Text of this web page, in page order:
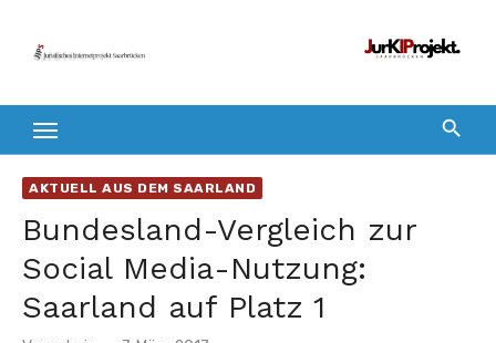
Inhalt
AKTUELL AUS DEM SAARLAND
Bundesland-Vergleich zur
Social Media-Nutzung:
Saarland auf Platz 1